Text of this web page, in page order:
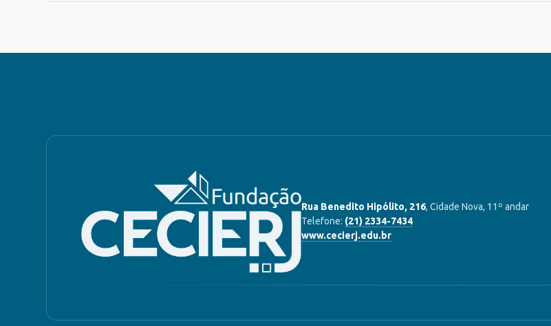
Rua Benedito Hipólito, 216, Cidade Nova, 11º andar
Telefone: (21) 2334-7434
www.cecierj.edu.br